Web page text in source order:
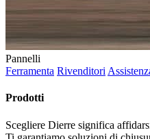
Pannelli
Ferramenta Rivenditori
Prodotti
Scegliere Dierre significa